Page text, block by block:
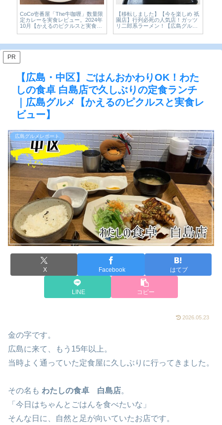
】【今を楽しめ 祇
の人気店！ガッツ
ン！【広島グル
丸亀製麺の新作「うどんプリン」
を実食レビュー。まさかのうどん
×スイーツ、その正体を確かめて
【広島・東区】中華料
店 リーズナブルな町中
も心も大満足のカツカ
PR
【広島・中区】ごはんおかわりOK！わた
しの食卓 白島店で久しぶりの定食ランチ
｜広島グルメ【かえるのピクルスと実食レ
ビュー】
広島グルメレポート
X Facebook はてブ
LINE コピー
2026.05.23
金の字です。
広島に来て、もう15年以上。
当時よく通っていた定食屋に久しぶりに行ってきました。
その名も わたしの食卓 白島店。
「今日はちゃんとごはんを食べたいな」
そんな日に、自然と足が向いていたお店です。